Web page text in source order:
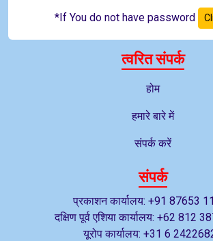
*If You do not have password
त्वरित संपर्क
होम
हमारे बारे में
संपर्क करें
संपर्क
प्रकाशन कार्यालय: +91 87653
दक्षिण पूर्व एशिया कार्यालय: +62 812
यूरोप कार्यालय: +31 6